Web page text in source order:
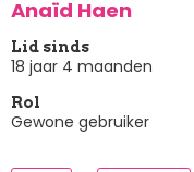
Anaïd Haen
Lid sinds
18 jaar 4 maanden
Rol
Gewone gebruiker